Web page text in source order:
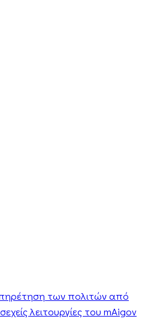
των πολιτών από
λειτουργίες του mAigov